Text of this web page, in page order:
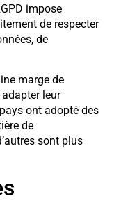
impose
de respecter
de
marge de
leur
ont adopté des
de
sont plus